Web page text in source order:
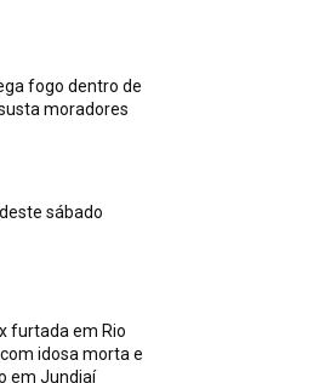
fogo dentro de
moradores
sábado
furtada em Rio
idosa morta e
em Jundiaí